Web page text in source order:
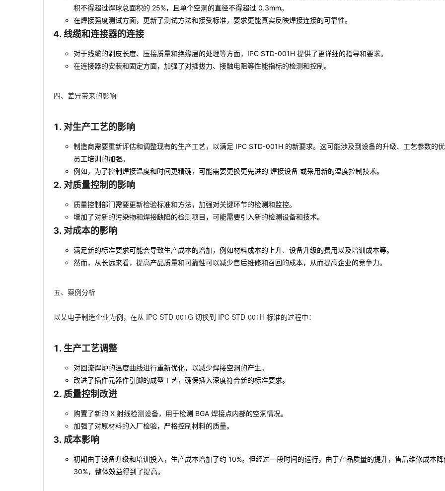
积不得超过焊球总面积的 25%，且单个空洞的直径不得超过 0.3mm。
在焊接强度测试方面，更新了测试方法和接受标准，要求更能真实反映焊接连接的可靠性。
线缆和连接器的连接
对于线缆的剥皮长度、压接质量和绝缘层的处理等方面，IPC STD-001H 提供了更详细的指导和要求。
在连接器的安装和固定方面，加强了对插拔力、接触电阻等性能指标的检测和控制。
四、差异带来的影响
对生产工艺的影响
制造商需要重新评估和调整现有的生产工艺，以满足 IPC STD-001H 的新要求。这可能涉及到设备的升级、工艺参数的
员工培训的加强。
例如，为了控制焊接温度和时间更精确，可能需要更换更先进的 焊接设备 或采用新的温度控制技术。
对质量控制的影响
质量控制部门需要更新检验标准和方法，加强对关键环节的检测和监控。
增加了对新的污染物和焊接缺陷的检测项目，可能需要引入新的检测设备和技术。
对成本的影响
满足新的标准要求可能会导致生产成本的增加，例如材料成本的上升、设备升级的费用以及培训成本等。
然而，从长远来看，提高产品质量和可靠性可以减少售后维修和召回的成本，从而提高企业的竞争力。
五、案例分析
以某电子制造企业为例，在从 IPC STD-001G 切换到 IPC STD-001H 标准的过程中：
生产工艺调整
对回流焊炉的温度曲线进行重新优化，以减少焊接空洞的产生。
改进了插件元器件引脚的成型工艺，确保插入深度符合新的标准要求。
质量控制改进
购置了新的 X 射线检测设备，用于检测 BGA 焊接点内部的空洞情况。
加强了对原材料的入厂检验，严格控制材料的质量。
成本影响
初期由于设备升级和培训投入，生产成本增加了约 10%。但经过一段时间的运行，由于产品质量的提升，售后维修成本
30%，整体效益得到了提高。